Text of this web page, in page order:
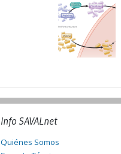
Info SAVALnet
Quiénes Somos